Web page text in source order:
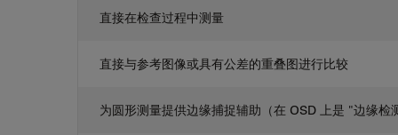
直接在检查过程中测量
直接与参考图像或具有公差的重叠图进行比较
为圆形测量提供边缘捕捉辅助（在 OSD 上是 "边缘检